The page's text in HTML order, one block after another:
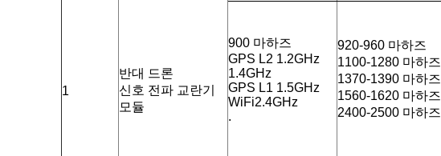
1
반대 드론
신호 전파 교란기
모듈
900 마하즈
GPS L2 1.2GHz
1.4GHz
GPS L1 1.5GHz
WiFi2.4GHz
.
920-960 마하즈
1100-1280 마하즈
1370-1390 마하즈
1560-1620 마하즈
2400-2500 마하즈